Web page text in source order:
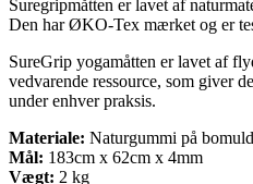
Suregripmåtten er lavet af
Den har ØKO-Tex mærket og er
SureGrip yogamåtten er lavet af
vedvarende ressource, som giver
under enhver praksis.
Materiale: Naturgummi på
Mål: 183cm x 62cm x 4mm
Vægt: 2 kg